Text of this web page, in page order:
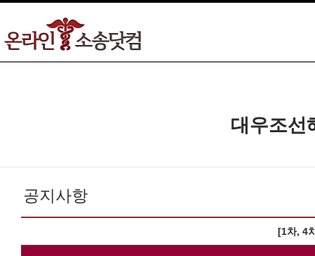
대우조선
공지사항
[1차, 4